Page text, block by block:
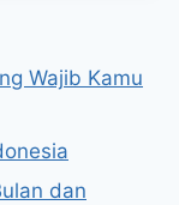
Wajib Kamu
dan